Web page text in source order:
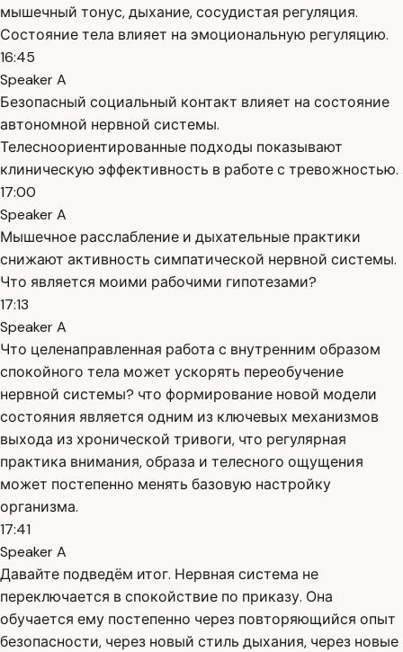
мышечный тонус, дыхание, сосудистая регуляция.
Состояние тела влияет на эмоциональную регуляцию.
16:45
Speaker A
Безопасный социальный контакт влияет на состояние
автономной нервной системы.
Телесноориентированные подходы показывают
клиническую эффективность в работе с тревожностью.
17:00
Speaker A
Мышечное расслабление и дыхательные практики
снижают активность симпатической нервной системы.
Что является моими рабочими гипотезами?
17:13
Speaker A
Что целенаправленная работа с внутренним образом
спокойного тела может ускорять переобучение
нервной системы? что формирование новой модели
состояния является одним из ключевых механизмов
выхода из хронической тривоги, что регулярная
практика внимания, образа и телесного ощущения
может постепенно менять базовую настройку
организма.
17:41
Speaker A
Давайте подведём итог. Нервная система не
переключается в спокойствие по приказу. Она
обучается ему постепенно через повторяющийся опыт
безопасности, через новый стиль дыхания, через новые